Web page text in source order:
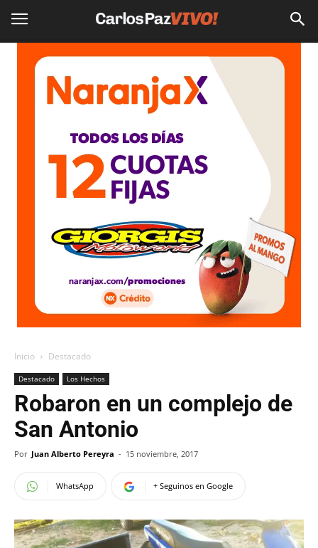
Inicio Destacado
Destacado Los Hechos
Robaron en un complejo de
San Antonio
Por Juan Alberto Pereyra - 15 noviembre, 2017
WhatsApp + Seguinos en Google